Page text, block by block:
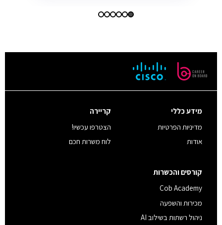
מידע כללי
מדיניות הפרטיות
אודות
קריירה
הצטרפו עכשיו!
לוח משרות חכם
קורסים והכשרות
Cob Academy
מכירות והשפעה
ניהול רשתות בשילוב AI